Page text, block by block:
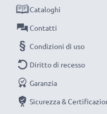
CAVETTO USB PER
Materiale del Cavo: PVC
Materiale del Connettore:
Collegamento 1: Mini USB
Collegamento 2: USB A
Versione: 2.0
Cataloghi
Contatti
Condizioni di uso
Diritto di recesso
Garanzia
Sicurezza &